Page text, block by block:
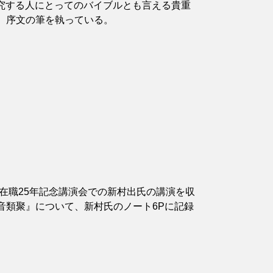
る人にとってのバイブルとも言える貴重
文の筆を執っている。
25年記念講演会での新村出氏の講演を収
類聚』について、新村氏のノート6Pに記録